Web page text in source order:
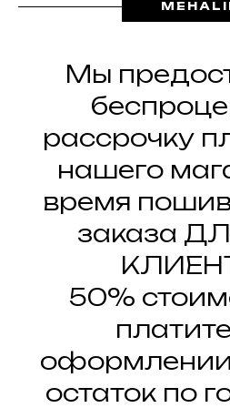
Мы
рассрочку
нашего
время
заказа
50%
оформлении
остаток по